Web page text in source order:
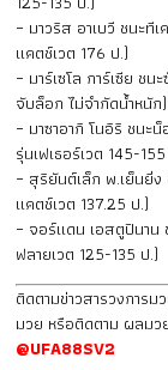
– มาวริส อาเบวี ชนะที
แคตช์เวต 176 ป.)
– มาร์เซโล การ์เซีย ช
จับล็อก ไม่จำกัดน้ำหนัก)
– มาซาอากิ โนอิริ ชน
รุ่นเฟเธอร์เวต 145-
– สุริยันต์เล็ก พ.เย็นยิ่
แคตช์เวต 137.25 ป.)
– จอร์แดน เอสตูปินาน
ฟลายเวต 125-135 ป.)
ติดตามข่าวสารวงการ
มวย หรือติดตาม ผลมว
@UFA88SV2